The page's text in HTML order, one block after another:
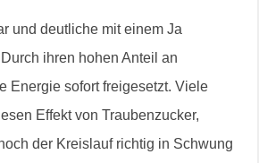
und deutliche mit einem Ja
ihren hohen Anteil an
Energie sofort freigesetzt. Viele
Effekt von Traubenzucker,
der Kreislauf richtig in Schwung